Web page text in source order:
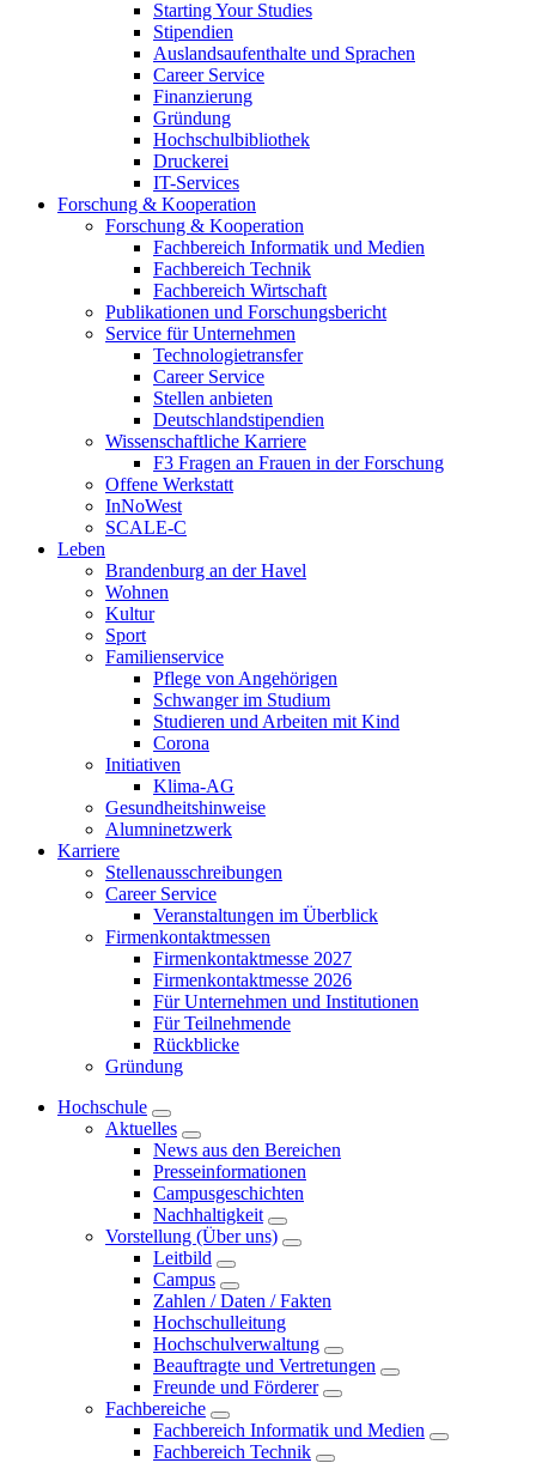
Starting Your Studies
Stipendien
Auslandsaufenthalte und Sprachen
Career Service
Finanzierung
Gründung
Hochschulbibliothek
Druckerei
IT-Services
Forschung & Kooperation
Forschung & Kooperation
Fachbereich Informatik und Medien
Fachbereich Technik
Fachbereich Wirtschaft
Publikationen und Forschungsbericht
Service für Unternehmen
Technologietransfer
Career Service
Stellen anbieten
Deutschlandstipendien
Wissenschaftliche Karriere
F3 Fragen an Frauen in der Forschung
Offene Werkstatt
InNoWest
SCALE-C
Leben
Brandenburg an der Havel
Wohnen
Kultur
Sport
Familienservice
Pflege von Angehörigen
Schwanger im Studium
Studieren und Arbeiten mit Kind
Corona
Initiativen
Klima-AG
Gesundheitshinweise
Alumninetzwerk
Karriere
Stellenausschreibungen
Career Service
Veranstaltungen im Überblick
Firmenkontaktmessen
Firmenkontaktmesse 2027
Firmenkontaktmesse 2026
Für Unternehmen und Institutionen
Für Teilnehmende
Rückblicke
Gründung
Hochschule
Aktuelles
News aus den Bereichen
Presseinformationen
Campusgeschichten
Nachhaltigkeit
Vorstellung (Über uns)
Leitbild
Campus
Zahlen / Daten / Fakten
Hochschulleitung
Hochschulverwaltung
Beauftragte und Vertretungen
Freunde und Förderer
Fachbereiche
Fachbereich Informatik und Medien
Fachbereich Technik